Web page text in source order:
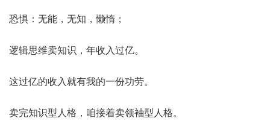
恐惧：无能，无知，懒惰；
逻辑思维卖知识，年收入过亿。
这过亿的收入就有我的一份功劳。
卖完知识型人格，咱接着卖领袖型人格。